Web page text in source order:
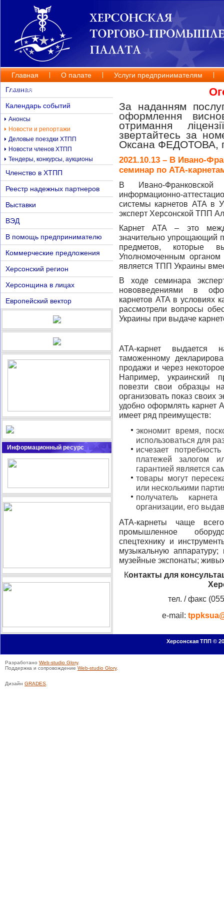
Главная О палате
Услуги предпринимателям
Контакты
Главная
Календарь событий
Анонсы
Новости и репортажи
Деловые поездки ХТПП
Новости членов ХТПП
Тендеры, конкурсы, аукционы
Членство в ХТПП
Реестр надежных партнеров
Выставки
ВЭД
В помощь предпринимателю
Коммерческие предложения
Херсонский регион
Херсонщина в лицах
Европейский вектор
Информационный ресурс
За наданням
оформлення
отримання
звертайтесь за
Оксана ФЕДОТОВА,
2021.10.13 – В Ивано-
семинар по АТА-
В Ивано-
информационно-
системы карнетов АТА в
эксперт Херсонской ТПП
Карнет АТА – это
значительно упрощающий
предметов, которые
Уполномоченным
является ТПП Украины
В ходе семинара
нововведениями в
карнетов АТА в условиях
рассмотрели вопросы
Украины при выдаче
АТА-карнет выдается
таможенному
продажи и через
Например, украинский
повезти свои образцы
организовать показ своих
удобно оформлять карнет
имеет ряд преимуществ:
экономит время,
использоваться для
исчезает
платежей залогом
гарантией является
товары могут
или несколькими
получатель
организации, его
АТА-карнеты чаще
промышленное
спецтехнику и
музыкальную
музейные экспонаты;
Контакты для
тел. / факс
e-mail:
Херсонская ТПП ©
Разработано Web-studio Glory.
Поддержка и сопровождение Web-studio Glory.
Дизайн GRADES